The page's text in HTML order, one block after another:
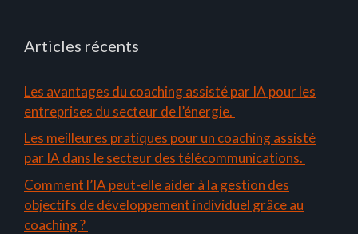
Articles récents
Les avantages du coaching assisté par IA pour les
entreprises du secteur de l’énergie.
Les meilleures pratiques pour un coaching assisté
par IA dans le secteur des télécommunications.
Comment l’IA peut-elle aider à la gestion des
objectifs de développement individuel grâce au
coaching ?